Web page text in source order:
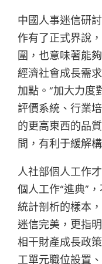
中國人事迷信研
作有了正式界說
圍，也意味著能
經濟社會成長需
加點。“加大力度
評價系統、行業
的更高東西的品
間，有利于緩解
人社部個人工作
個人工作“進典”
統計剖析的樣本
迷信完美，更指
相干財產成長政
工單元職位設置